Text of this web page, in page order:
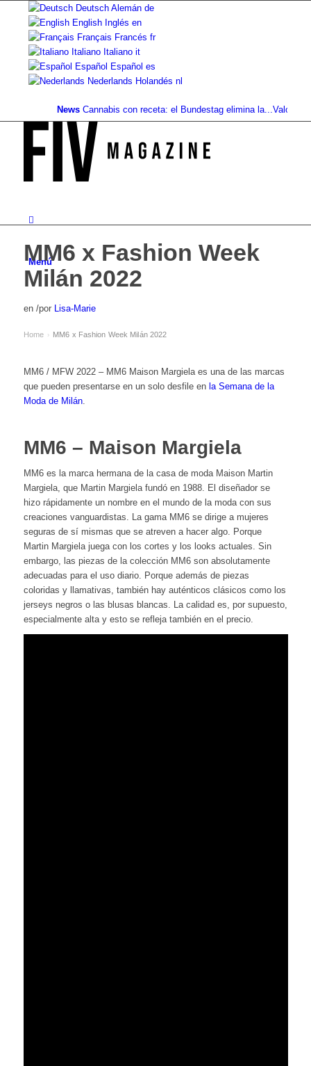
Deutsch Alemán de
English Inglés en
Français Francés fr
Italiano Italiano it
Español Español es
Nederlands Holandés nl
News Cannabis con receta: el Bundestag elimina la...Valor del
Menú
MM6 x Fashion Week
Milán 2022
en /por Lisa-Marie
Home › MM6 x Fashion Week Milán 2022
MM6 / MFW 2022 – MM6 Maison Margiela es una de las marcas
que pueden presentarse en un solo desfile en la Semana de la
Moda de Milán.
MM6 – Maison Margiela
MM6 es la marca hermana de la casa de moda Maison Martin
Margiela, que Martin Margiela fundó en 1988. El diseñador se
hizo rápidamente un nombre en el mundo de la moda con sus
creaciones vanguardistas. La gama MM6 se dirige a mujeres
seguras de sí mismas que se atreven a hacer algo. Porque
Martin Margiela juega con los cortes y los looks actuales. Sin
embargo, las piezas de la colección MM6 son absolutamente
adecuadas para el uso diario. Porque además de piezas
coloridas y llamativas, también hay auténticos clásicos como los
jerseys negros o las blusas blancas. La calidad es, por supuesto,
especialmente alta y esto se refleja también en el precio.